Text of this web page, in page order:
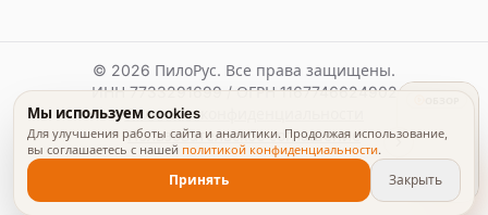
© 2026 ПилоРус. Все права защищены.
ИНН7733291699/ ОГРН1167746624902
Политика конфиденциальности
Пользовательское соглашение
Мы используем cookies
Для улучшения работы сайта и аналитики. Продолжая использование,
вы соглашаетесь с нашей политикой конфиденциальности.
Принять Закрыть